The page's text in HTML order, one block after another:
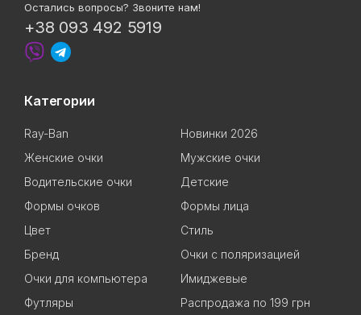
Остались вопросы? Звоните нам!
+38 093 492 5919
Категории
Ray-Ban
Новинки 2026
Женские очки
Мужские очки
Водительские очки
Детские
Формы очков
Формы лица
Цвет
Стиль
Бренд
Очки с поляризацией
Очки для компьютера
Имиджевые
Футляры
Распродажа по 199 грн